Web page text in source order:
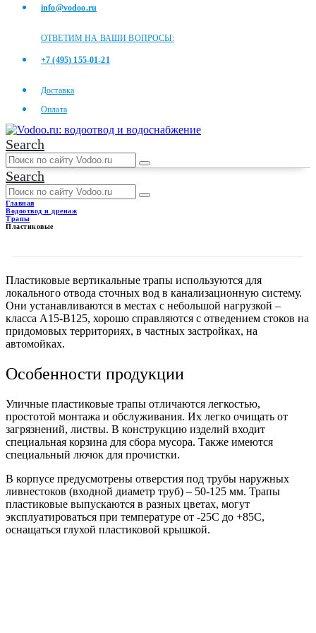
info@vodoo.ru
ОТВЕТИМ НА ВАШИ ВОПРОСЫ:
+7 (495) 155-01-21
Доставка
Оплата
Search
Search
Главная
Водоотвод и дренаж
Трапы
Пластиковые
Пластиковые вертикальные трапы используются для
локального отвода сточных вод в канализационную систему.
Они устанавливаются в местах с небольшой нагрузкой –
класса А15-В125, хорошо справляются с отведением стоков на
придомовых территориях, в частных застройках, на
автомойках.
Особенности продукции
Уличные пластиковые трапы отличаются легкостью,
простотой монтажа и обслуживания. Их легко очищать от
загрязнений, листвы. В конструкцию изделий входит
специальная корзина для сбора мусора. Также имеются
специальный лючок для прочистки.
В корпусе предусмотрены отверстия под трубы наружных
ливнестоков (входной диаметр труб) – 50-125 мм. Трапы
пластиковые выпускаются в разных цветах, могут
эксплуатироваться при температуре от -25С до +85С,
оснащаться глухой пластиковой крышкой.